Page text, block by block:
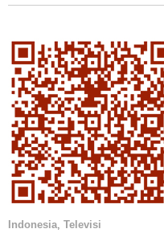
Indonesia, Televisi
Indonesia Televisi